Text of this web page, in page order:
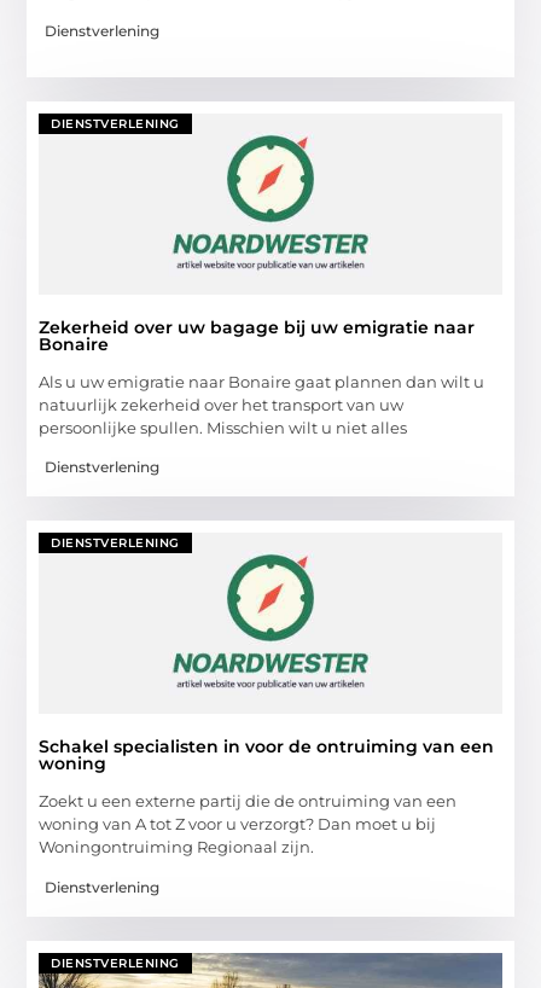
Dienstverlening
DIENSTVERLENING
Zekerheid over uw bagage bij uw emigratie naar
Bonaire
Als u uw emigratie naar Bonaire gaat plannen dan wilt u
natuurlijk zekerheid over het transport van uw
persoonlijke spullen. Misschien wilt u niet alles
Dienstverlening
DIENSTVERLENING
Schakel specialisten in voor de ontruiming van een
woning
Zoekt u een externe partij die de ontruiming van een
woning van A tot Z voor u verzorgt? Dan moet u bij
Woningontruiming Regionaal zijn.
Dienstverlening
DIENSTVERLENING